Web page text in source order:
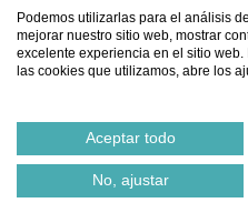
MÍNIMO
Garantizado
Pago 100%
SEGURO
2001062400003
Podemos utilizarlas para el análisis
mejorar nuestro sitio web, mostrar
excelente experiencia en el sitio
las cookies que utilizamos, abre los
Aceptar todo
No, ajustar